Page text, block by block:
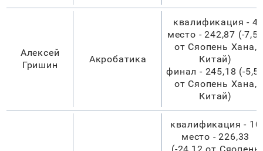
Алексей
Гришин
Акробатика
квалификация - 4
место - 242,87 (-
от Сяопень Хана,
Китай)
финал - 245,18 (-
от Сяопень Хана,
Китай)
квалификация - 10
место - 226,33
(-24,12 от Сяопень